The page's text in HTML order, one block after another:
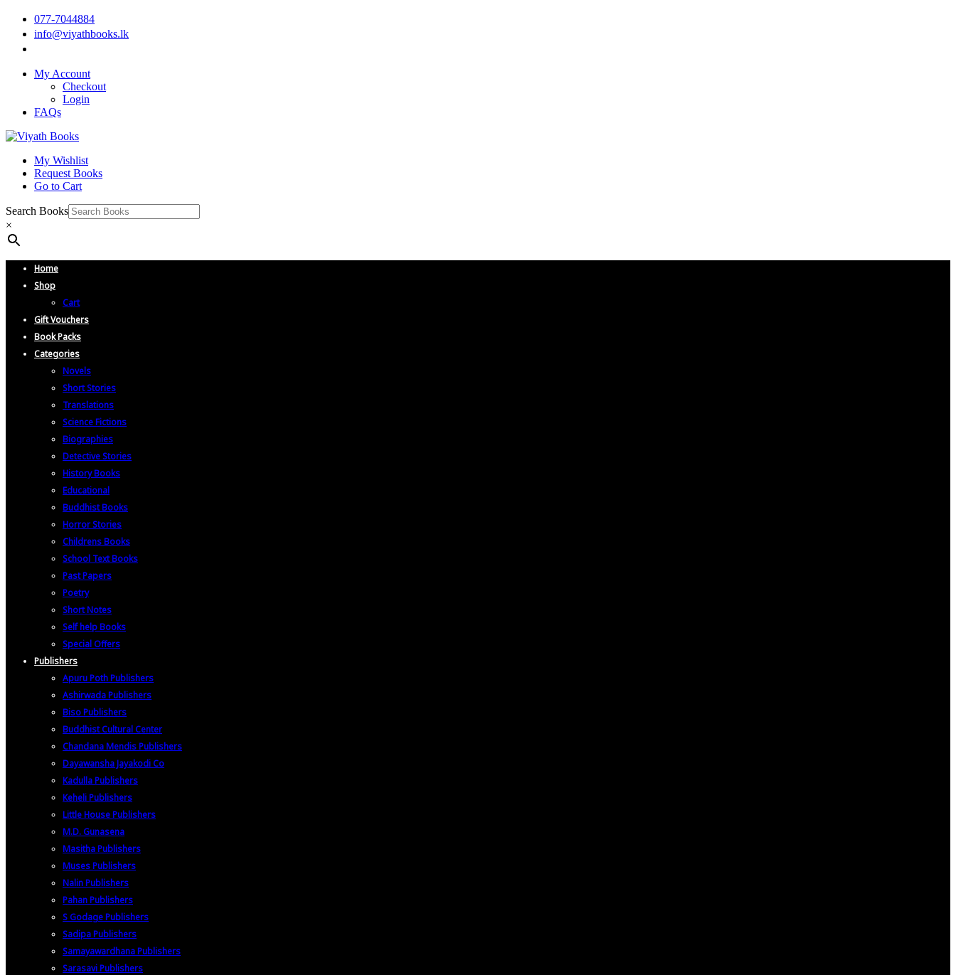
077-7044884
info@viyathbooks.lk
My Account
Checkout
Login
FAQs
My Wishlist
Request Books
Go to Cart
Search Books
×
Home
Shop
Cart
Gift Vouchers
Book Packs
Categories
Novels
Short Stories
Translations
Science Fictions
Biographies
Detective Stories
History Books
Educational
Buddhist Books
Horror Stories
Childrens Books
School Text Books
Past Papers
Poetry
Short Notes
Self help Books
Special Offers
Publishers
Apuru Poth Publishers
Ashirwada Publishers
Biso Publishers
Buddhist Cultural Center
Chandana Mendis Publishers
Dayawansha Jayakodi Co
Kadulla Publishers
Keheli Publishers
Little House Publishers
M.D. Gunasena
Masitha Publishers
Muses Publishers
Nalin Publishers
Pahan Publishers
S Godage Publishers
Sadipa Publishers
Samayawardhana Publishers
Sarasavi Publishers